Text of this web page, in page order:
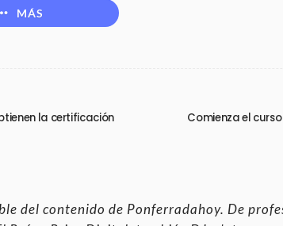
MÁS
la certificación
Comienza el
del contenido de Ponferradahoy. De